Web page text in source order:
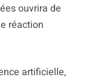
ouvrira de
réaction
artificielle,